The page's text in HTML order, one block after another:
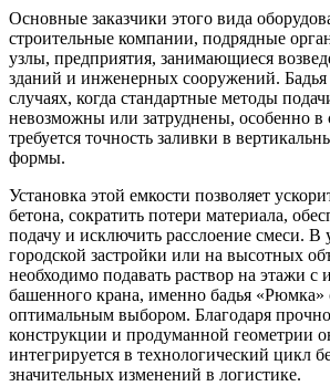
Основные заказчики этого вида
строительные компании, подрядные
узлы, предприятия, занимающиеся
зданий и инженерных сооружений. Бадья
случаях, когда стандартные методы
невозможны или затруднены, особенно в
требуется точность заливки в
формы.
Установка этой емкости позволяет
бетона, сократить потери материала,
подачу и исключить расслоение смеси. В
городской застройки или на высотных
необходимо подавать раствор на этажи с
башенного крана, именно бадья «Рюмка»
оптимальным выбором. Благодаря
конструкции и продуманной геометрии
интегрируется в технологический цикл
значительных изменений в логистике.